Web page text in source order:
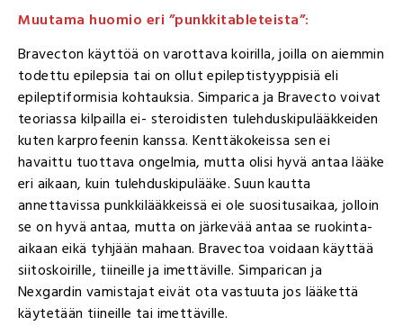
Muutama huomio eri ”punkkitableteista”:
Bravecton käyttöä on varottava koirilla, joilla on aiemmin
todettu epilepsia tai on ollut epileptistyyppisiä eli
epileptiformisia kohtauksia. Simparica ja Bravecto voivat
teoriassa kilpailla ei- steroidisten tulehduskipulääkkeiden
kuten karprofeenin kanssa. Kenttäkokeissa sen ei
havaittu tuottava ongelmia, mutta olisi hyvä antaa lääke
eri aikaan, kuin tulehduskipulääke. Suun kautta
annettavissa punkkilääkkeissä ei ole suositusaikaa, jolloin
se on hyvä antaa, mutta on järkevää antaa se ruokinta-
aikaan eikä tyhjään mahaan. Bravectoa voidaan käyttää
siitoskoirille, tiineille ja imettäville. Simparican ja
Nexgardin vamistajat eivät ota vastuuta jos lääkettä
käytetään tiineille tai imettäville.